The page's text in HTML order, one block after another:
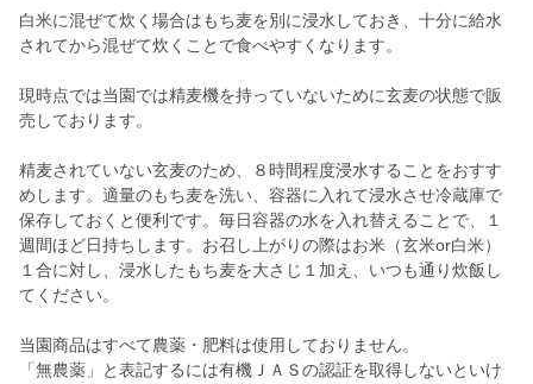
白米に混ぜて炊く場合はもち麦を別に浸水しておき、十分に給水
されてから混ぜて炊くことで食べやすくなります。
現時点では当園では精麦機を持っていないために玄麦の状態で販
売しております。
精麦されていない玄麦のため、８時間程度浸水することをおすす
めします。適量のもち麦を洗い、容器に入れて浸水させ冷蔵庫で
保存しておくと便利です。毎日容器の水を入れ替えることで、１
週間ほど日持ちします。お召し上がりの際はお米（玄米or白米）
１合に対し、浸水したもち麦を大さじ１加え、いつも通り炊飯し
てください。
当園商品はすべて農薬・肥料は使用しておりません。
「無農薬」と表記するには有機ＪＡＳの認証を取得しないといけ